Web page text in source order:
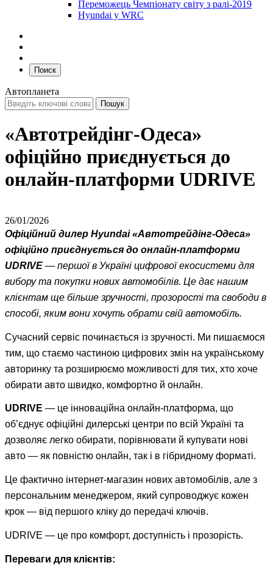
Переможець Чемпіонату світу з ралі-2019
Hyundai у WRC
Поиск
Автопланета
«Автотрейдінг-Одеса»
офіційно приєднується до
онлайн-платформи UDRIVE
26/01/2026
Офіційний дилер Hyundai «Автотрейдінг-Одеса»
офіційно приєднується до онлайн-платформи
UDRIVE — першої в Україні цифрової екосистеми для
вибору та покупки нових автомобілів. Це дає нашим
клієнтам ще більше зручності, прозорості та свободи в
способі, яким вони хочуть обрати свій автомобіль.
Сучасний сервіс починається із зручності. Ми пишаємося
тим, що стаємо частиною цифрових змін на українському
авторинку та розширюємо можливості для тих, хто хоче
обирати авто швидко, комфортно й онлайн.
UDRIVE — це інноваційна онлайн-платформа, що
об’єднує офіційні дилерські центри по всій Україні та
дозволяє легко обирати, порівнювати й купувати нові
авто — як повністю онлайн, так і в гібридному форматі.
Це фактично інтернет-магазин нових автомобілів, але з
персональним менеджером, який супроводжує кожен
крок — від першого кліку до передачі ключів.
UDRIVE — це про комфорт, доступність і прозорість.
Переваги для клієнтів: